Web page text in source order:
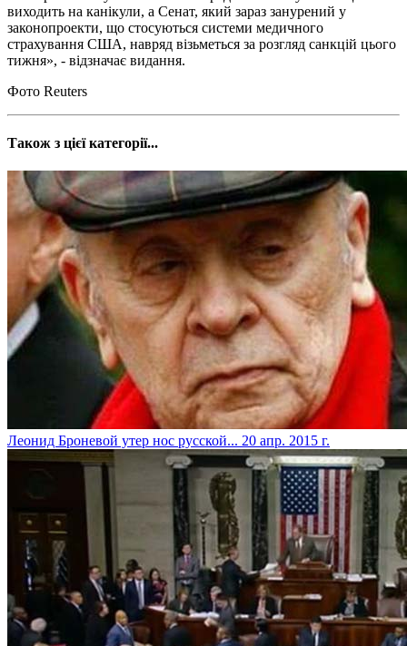
виходить на канікули, а Сенат, який зараз занурений у
законопроекти, що стосуються системи медичного
страхування США, навряд візьметься за розгляд санкцій цього
тижня», - відзначає видання.
Фото Reuters
Також з цієї категорії...
Леонид Броневой утер нос русской... 20 апр. 2015 г.